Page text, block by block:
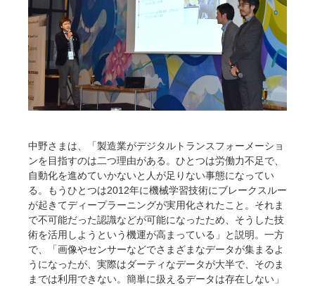
中野さまは、「製造業がデジタルトランスフォーメーショ
ンを目指すのは二つ理由がある。ひとつは労働力不足で、
自動化を進めていかないと人が足りない事態になってい
る。もうひとつは2012年に機械学習技術にブレークスルー
が起きてディープラーニングが実用化されたこと。それま
で不可能だった認識などが可能になったため、そうした技
術を活用しようという機運が高まっている」と説明。一方
で、「画像やセンサーなどでさまざまなデータが集まるよ
うになったが、実際はダーティなデータが大半で、そのま
までは利用できない。簡単に扱えるデータは存在しない」